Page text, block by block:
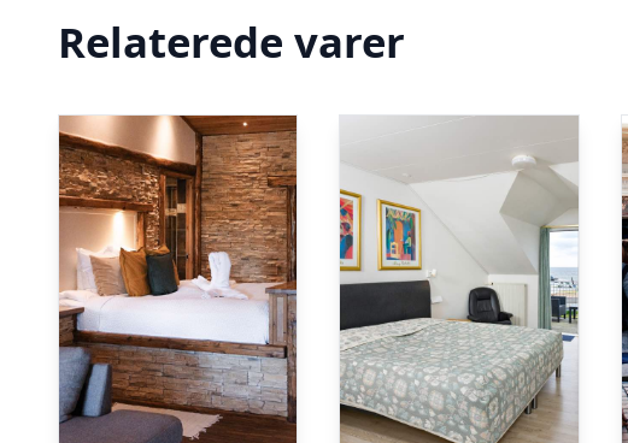
Relaterede varer